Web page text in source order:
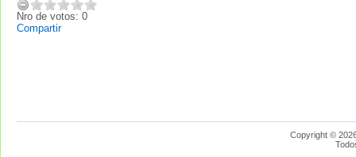
Nro de votos: 0
Compartir
Copyright ©